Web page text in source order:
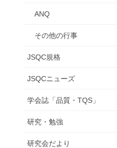
ANQ
その他の行事
JSQC規格
JSQCニューズ
学会誌「品質・TQS」
研究・勉強
研究会だより